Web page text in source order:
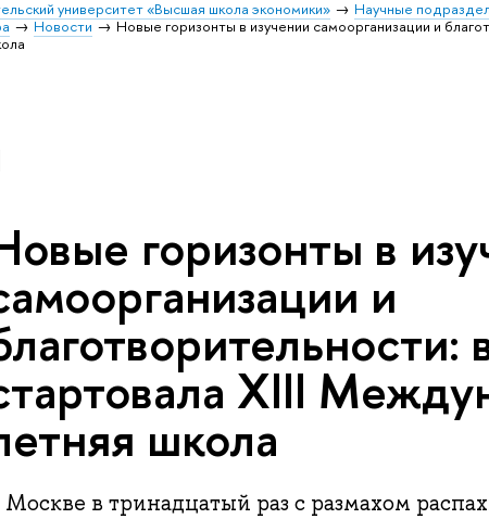
университет «Высшая школа экономики» Научные
Новости
Новые горизонты в изучении самоорганизации и
горизонты в
и
XIII
школа
Москве в тринадцатый раз с размахом